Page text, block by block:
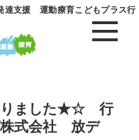
達支援 運動療育こどもプラス行
りました★☆ 行
式会社 放デ